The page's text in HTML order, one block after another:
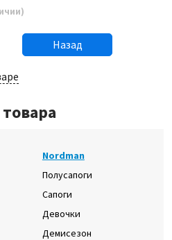
Назад
Nordman
Полусапоги
Сапоги
Девочки
Демисезон